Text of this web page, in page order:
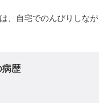
、自宅でのんびりしなが
病歴